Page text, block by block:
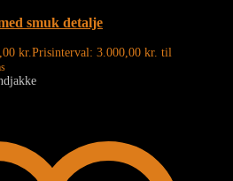
smuk detalje
kr. Prisinterval: 3.000,00 kr. til